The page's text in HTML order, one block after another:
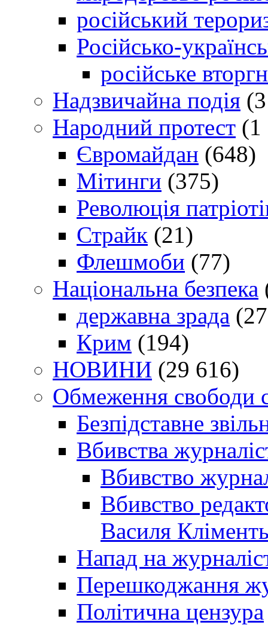
російський
Російсько-
російське
Надзвичайна подія
Народний протест (1
Євромайдан (648)
Мітинги (375)
Революція
Страйк (21)
Флешмоби (77)
Національна безпека
державна зрада
Крим (194)
НОВИНИ (29 616)
Обмеження свободи
Безпідставне
Вбивства
Вбивство
Вбивство
Василя
Напад на
Перешкоджання
Політична цензура